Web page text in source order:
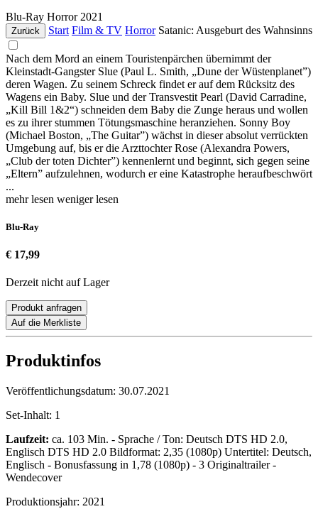
Blu-Ray Horror 2021
Zurück Start Film & TV Horror Satanic: Ausgeburt des Wahnsinns
Nach dem Mord an einem Touristenpärchen übernimmt der
Kleinstadt-Gangster Slue (Paul L. Smith, „Dune der Wüstenplanet”)
deren Wagen. Zu seinem Schreck findet er auf dem Rücksitz des
Wagens ein Baby. Slue und der Transvestit Pearl (David Carradine,
„Kill Bill 1&2“) schneiden dem Baby die Zunge heraus und wollen
es zu ihrer stummen Tötungsmaschine heranziehen. Sonny Boy
(Michael Boston, „The Guitar”) wächst in dieser absolut verrückten
Umgebung auf, bis er die Arzttochter Rose (Alexandra Powers,
„Club der toten Dichter”) kennenlernt und beginnt, sich gegen seine
„Eltern” aufzulehnen, wodurch er eine Katastrophe heraufbeschwört
...
mehr lesen weniger lesen
Blu-Ray
€ 17,99
Derzeit nicht auf Lager
Produkt anfragen
Auf die Merkliste
Produktinfos
Veröffentlichungsdatum: 30.07.2021
Set-Inhalt: 1
Laufzeit: ca. 103 Min. - Sprache / Ton: Deutsch DTS HD 2.0,
Englisch DTS HD 2.0 Bildformat: 2,35 (1080p) Untertitel: Deutsch,
Englisch - Bonusfassung in 1,78 (1080p) - 3 Originaltrailer -
Wendecover
Produktionsjahr: 2021